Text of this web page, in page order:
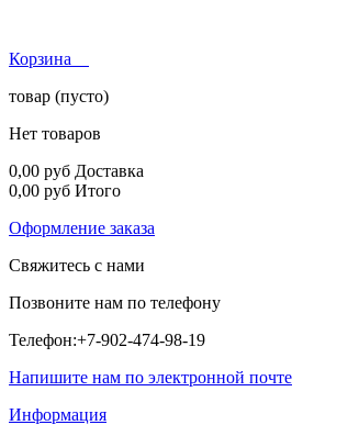
Корзина
товар (пусто)
Нет товаров
0,00 руб Доставка
0,00 руб Итого
Оформление заказа
Свяжитесь с нами
Позвоните нам по телефону
Телефон:+7-902-474-98-19
Напишите нам по электронной почте
Информация